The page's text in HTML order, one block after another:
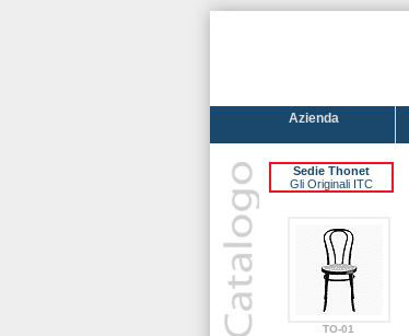
Azienda
Sedie Thonet
Gli Originali ITC
TO-01